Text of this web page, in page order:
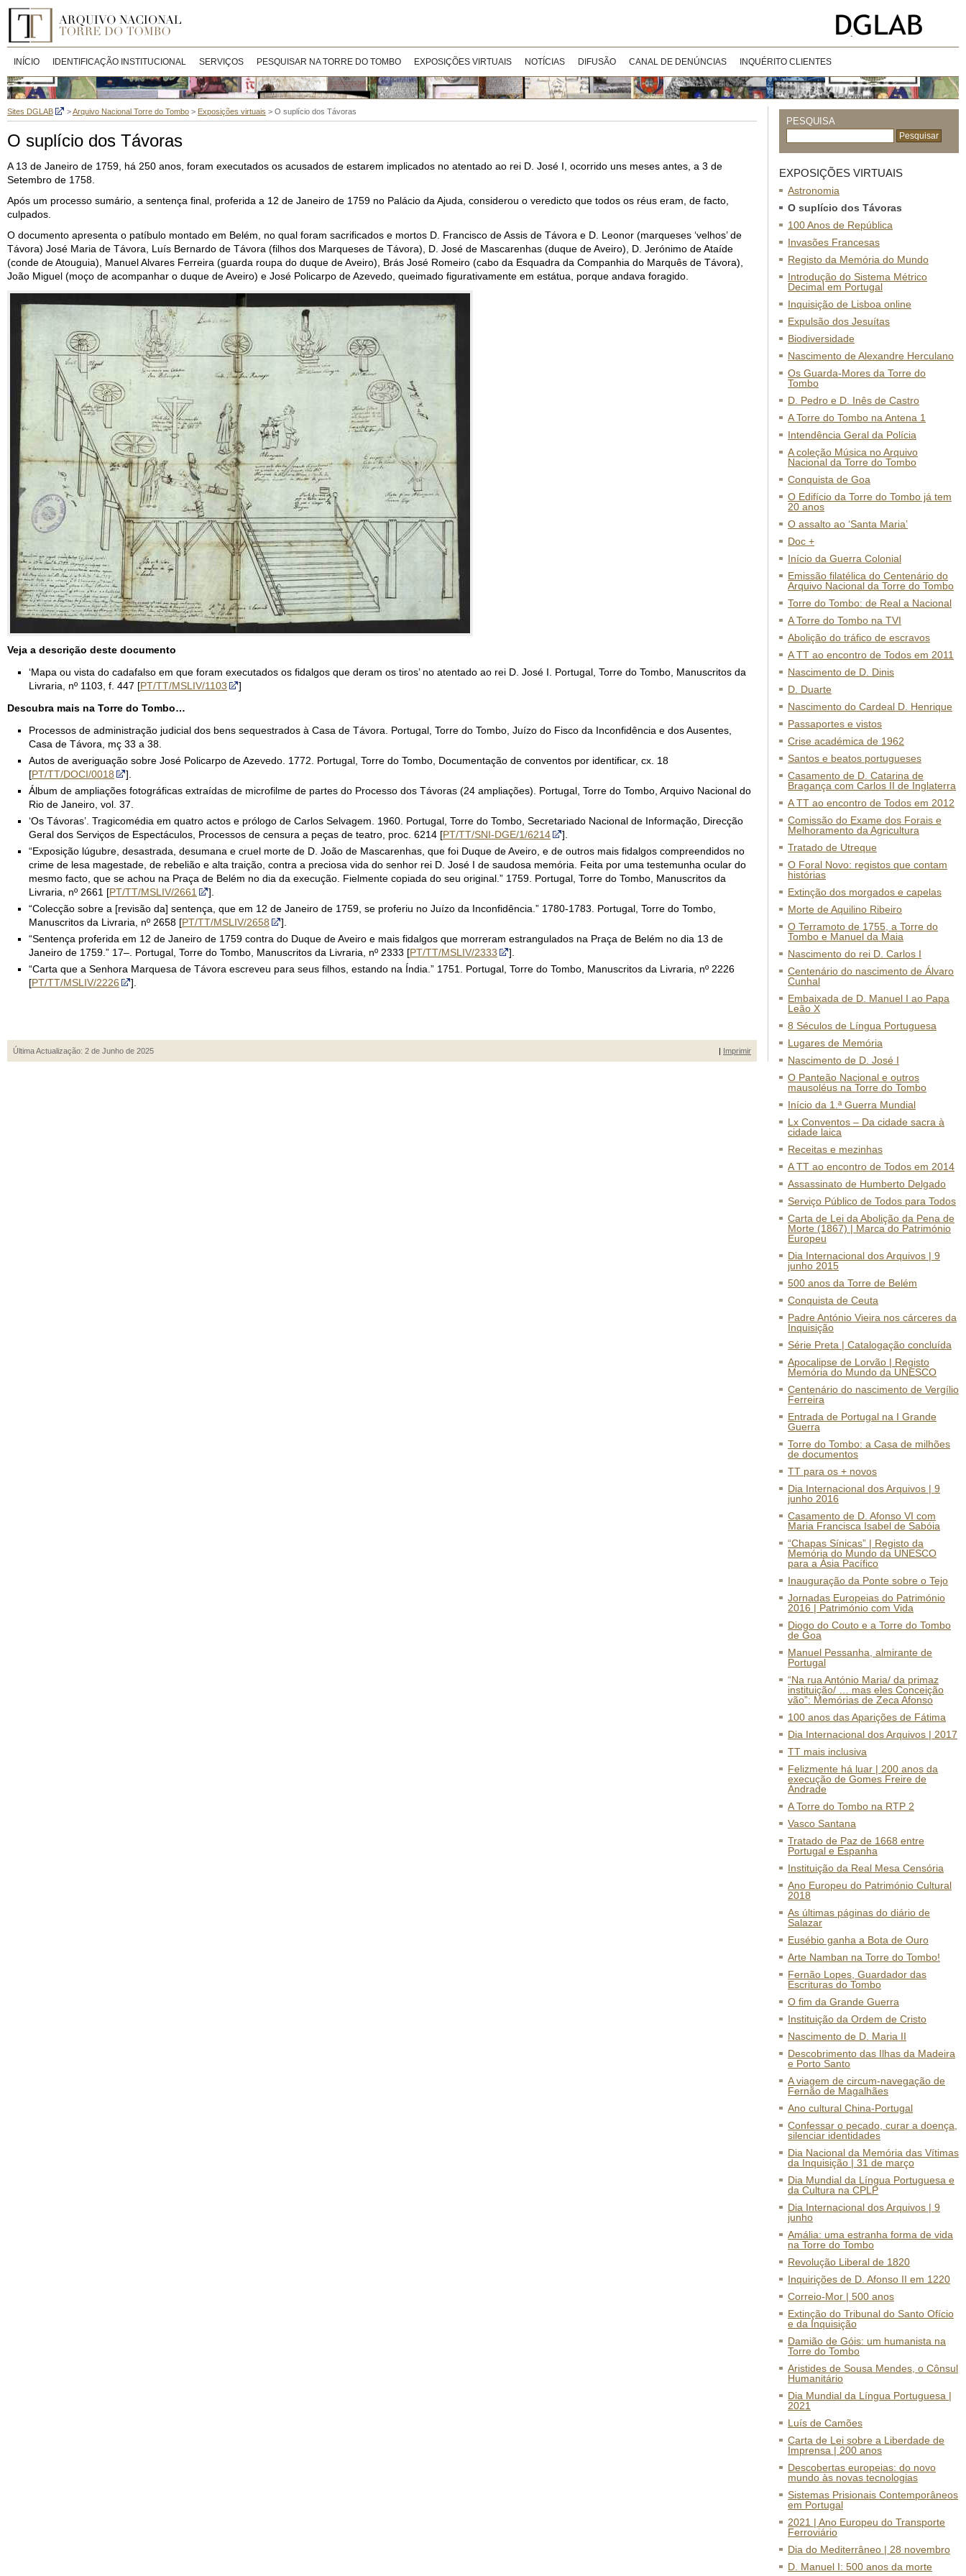
INÍCIO IDENTIFICAÇÃO INSTITUCIONAL SERVIÇOS PESQUISAR NA TORRE DO TOMBO EXPOSIÇÕES VIRTUAIS NOTÍCIAS DIFUSÃO CANAL DE DENÚNCIAS INQUÉRITO CLIENTES
Sites DGLAB >Arquivo Nacional Torre do Tombo > Exposições virtuais > O suplício dos Távoras
O suplício dos Távoras
A 13 de Janeiro de 1759, há 250 anos, foram executados os acusados de estarem implicados no atentado ao rei D. José I, ocorrido uns meses antes, a 3 de
Setembro de 1758.
Após um processo sumário, a sentença final, proferida a 12 de Janeiro de 1759 no Palácio da Ajuda, considerou o veredicto que todos os réus eram, de facto,
culpados.
O documento apresenta o patíbulo montado em Belém, no qual foram sacrificados e mortos D. Francisco de Assis de Távora e D. Leonor (marqueses ‘velhos’ de
Távora) José Maria de Távora, Luís Bernardo de Távora (filhos dos Marqueses de Távora), D. José de Mascarenhas (duque de Aveiro), D. Jerónimo de Ataíde
(conde de Atouguia), Manuel Alvares Ferreira (guarda roupa do duque de Aveiro), Brás José Romeiro (cabo da Esquadra da Companhia do Marquês de Távora),
João Miguel (moço de acompanhar o duque de Aveiro) e José Policarpo de Azevedo, queimado figurativamente em estátua, porque andava foragido.
Veja a descrição deste documento
‘Mapa ou vista do cadafalso em que foram executados os fidalgos que deram os tiros’ no atentado ao rei D. José I. Portugal, Torre do Tombo, Manuscritos da
Livraria, nº 1103, f. 447 [PT/TT/MSLIV/1103
]
Descubra mais na Torre do Tombo…
Processos de administração judicial dos bens sequestrados à Casa de Távora. Portugal, Torre do Tombo, Juízo do Fisco da Inconfidência e dos Ausentes,
Casa de Távora, mç 33 a 38.
Autos de averiguação sobre José Policarpo de Azevedo. 1772. Portugal, Torre do Tombo, Documentação de conventos por identificar, cx. 18
[PT/TT/DOCI/0018
].
Álbum de ampliações fotográficas extraídas de microfilme de partes do Processo dos Távoras (24 ampliações). Portugal, Torre do Tombo, Arquivo Nacional do
Rio de Janeiro, vol. 37.
‘Os Távoras’. Tragicomédia em quatro actos e prólogo de Carlos Selvagem. 1960. Portugal, Torre do Tombo, Secretariado Nacional de Informação, Direcção
Geral dos Serviços de Espectáculos, Processos de censura a peças de teatro, proc. 6214 [PT/TT/SNI-DGE/1/6214
].
“Exposição lúgubre, desastrada, desumana e cruel morte de D. João de Mascarenhas, que foi Duque de Aveiro, e de outros mais fidalgos compreendidos no
crime de lesa magestade, de rebelião e alta traição, contra a preciosa vida do senhor rei D. José I de saudosa memória. Feita por uma testemunha ocular do
mesmo facto, que se achou na Praça de Belém no dia da execução. Fielmente copiada do seu original.” 1759. Portugal, Torre do Tombo, Manuscritos da
Livraria, nº 2661 [PT/TT/MSLIV/2661
].
“Colecção sobre a [revisão da] sentença, que em 12 de Janeiro de 1759, se proferiu no Juízo da Inconfidência.” 1780-1783. Portugal, Torre do Tombo,
Manuscritos da Livraria, nº 2658 [PT/TT/MSLIV/2658
].
“Sentença proferida em 12 de Janeiro de 1759 contra do Duque de Aveiro e mais fidalgos que morreram estrangulados na Praça de Belém no dia 13 de
Janeiro de 1759.” 17–. Portugal, Torre do Tombo, Manuscritos da Livraria, nº 2333 [PT/TT/MSLIV/2333
].
“Carta que a Senhora Marquesa de Távora escreveu para seus filhos, estando na Índia.” 1751. Portugal, Torre do Tombo, Manuscritos da Livraria, nº 2226
[PT/TT/MSLIV/2226 ].
Última Actualização: 2 de Junho de 2025 | Imprimir
PESQUISA
EXPOSIÇÕES VIRTUAIS
Astronomia
O suplício dos Távoras
100 Anos de República
Invasões Francesas
Registo da Memória do Mundo
Introdução do Sistema Métrico
Decimal em Portugal
Inquisição de Lisboa online
Expulsão dos Jesuítas
Biodiversidade
Nascimento de Alexandre Herculano
Os Guarda-Mores da Torre do
Tombo
D. Pedro e D. Inês de Castro
A Torre do Tombo na Antena 1
Intendência Geral da Polícia
A coleção Música no Arquivo
Nacional da Torre do Tombo
Conquista de Goa
O Edifício da Torre do Tombo já tem
20 anos
O assalto ao ‘Santa Maria’
Doc +
Início da Guerra Colonial
Emissão filatélica do Centenário do
Arquivo Nacional da Torre do Tombo
Torre do Tombo: de Real a Nacional
A Torre do Tombo na TVI
Abolição do tráfico de escravos
A TT ao encontro de Todos em 2011
Nascimento de D. Dinis
D. Duarte
Nascimento do Cardeal D. Henrique
Passaportes e vistos
Crise académica de 1962
Santos e beatos portugueses
Casamento de D. Catarina de
Bragança com Carlos II de Inglaterra
A TT ao encontro de Todos em 2012
Comissão do Exame dos Forais e
Melhoramento da Agricultura
Tratado de Utreque
O Foral Novo: registos que contam
histórias
Extinção dos morgados e capelas
Morte de Aquilino Ribeiro
O Terramoto de 1755, a Torre do
Tombo e Manuel da Maia
Nascimento do rei D. Carlos I
Centenário do nascimento de Álvaro
Cunhal
Embaixada de D. Manuel I ao Papa
Leão X
8 Séculos de Língua Portuguesa
Lugares de Memória
Nascimento de D. José I
O Panteão Nacional e outros
mausoléus na Torre do Tombo
Início da 1.ª Guerra Mundial
Lx Conventos – Da cidade sacra à
cidade laica
Receitas e mezinhas
A TT ao encontro de Todos em 2014
Assassinato de Humberto Delgado
Serviço Público de Todos para Todos
Carta de Lei da Abolição da Pena de
Morte (1867) | Marca do Património
Europeu
Dia Internacional dos Arquivos | 9
junho 2015
500 anos da Torre de Belém
Conquista de Ceuta
Padre António Vieira nos cárceres da
Inquisição
Série Preta | Catalogação concluída
Apocalipse de Lorvão | Registo
Memória do Mundo da UNESCO
Centenário do nascimento de Vergílio
Ferreira
Entrada de Portugal na I Grande
Guerra
Torre do Tombo: a Casa de milhões
de documentos
TT para os + novos
Dia Internacional dos Arquivos | 9
junho 2016
Casamento de D. Afonso VI com
Maria Francisca Isabel de Sabóia
“Chapas Sínicas” | Registo da
Memória do Mundo da UNESCO
para a Ásia Pacífico
Inauguração da Ponte sobre o Tejo
Jornadas Europeias do Património
2016 | Património com Vida
Diogo do Couto e a Torre do Tombo
de Goa
Manuel Pessanha, almirante de
Portugal
“Na rua António Maria/ da primaz
instituição/ … mas eles Conceição
vão”: Memórias de Zeca Afonso
100 anos das Aparições de Fátima
Dia Internacional dos Arquivos | 2017
TT mais inclusiva
Felizmente há luar | 200 anos da
execução de Gomes Freire de
Andrade
A Torre do Tombo na RTP 2
Vasco Santana
Tratado de Paz de 1668 entre
Portugal e Espanha
Instituição da Real Mesa Censória
Ano Europeu do Património Cultural
2018
As últimas páginas do diário de
Salazar
Eusébio ganha a Bota de Ouro
Arte Namban na Torre do Tombo!
Fernão Lopes, Guardador das
Escrituras do Tombo
O fim da Grande Guerra
Instituição da Ordem de Cristo
Nascimento de D. Maria II
Descobrimento das Ilhas da Madeira
e Porto Santo
A viagem de circum-navegação de
Fernão de Magalhães
Ano cultural China-Portugal
Confessar o pecado, curar a doença,
silenciar identidades
Dia Nacional da Memória das Vítimas
da Inquisição | 31 de março
Dia Mundial da Língua Portuguesa e
da Cultura na CPLP
Dia Internacional dos Arquivos | 9
junho
Amália: uma estranha forma de vida
na Torre do Tombo
Revolução Liberal de 1820
Inquirições de D. Afonso II em 1220
Correio-Mor | 500 anos
Extinção do Tribunal do Santo Ofício
e da Inquisição
Damião de Góis: um humanista na
Torre do Tombo
Aristides de Sousa Mendes, o Cônsul
Humanitário
Dia Mundial da Língua Portuguesa |
2021
Luís de Camões
Carta de Lei sobre a Liberdade de
Imprensa | 200 anos
Descobertas europeias: do novo
mundo às novas tecnologias
Sistemas Prisionais Contemporâneos
em Portugal
2021 | Ano Europeu do Transporte
Ferroviário
Dia do Mediterrâneo | 28 novembro
D. Manuel I: 500 anos da morte